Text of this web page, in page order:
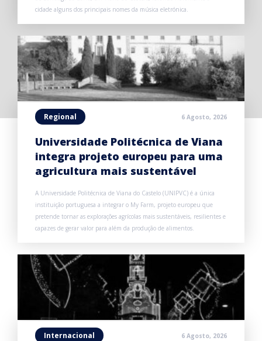
cidade alguns dos principais nomes da música eletrónica.
Regional 6 Agosto, 2026
Universidade Politécnica de Viana
integra projeto europeu para uma
agricultura mais sustentável
A Universidade Politécnica de Viana do Castelo (UNIPVC) é a única
instituição portuguesa a integrar o My Farm, projeto europeu que
pretende tornar as explorações agrícolas mais sustentáveis, resilientes e
capazes de gerar valor para além da produção de alimentos.
Internacional 6 Agosto, 2026